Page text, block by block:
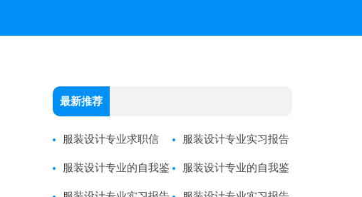
最新推荐
服装设计专业求职信 服装设计专业实习报告
服装设计专业的自我鉴 服装设计专业的自我鉴